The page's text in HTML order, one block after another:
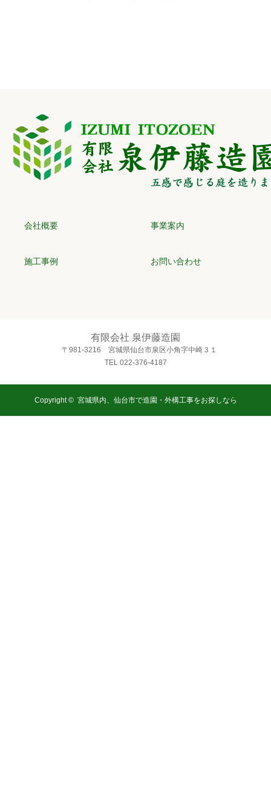
会社概要 事業案内
施工事例 お問い合わせ
有限会社 泉伊藤造園
〒981-3216 宮城県仙台市泉区小角字中崎３１
TEL 022-376-4187
Copyright © 宮城県内、仙台市で造園・外構工事をお探しなら